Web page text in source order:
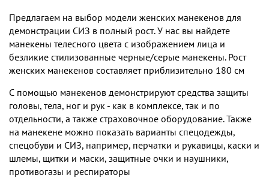
Предлагаем на выбор модели женских манекенов для
демонстрации СИЗ в полный рост. У нас вы найдете
манекены телесного цвета с изображением лица и
безликие стилизованные черные/серые манекены. Рост
женских манекенов составляет приблизительно 180 см
С помощью манекенов демонстрируют средства защиты
головы, тела, ног и рук - как в комплексе, так и по
отдельности, а также страховочное оборудование. Также
на манекене можно показать варианты спецодежды,
спецобуви и СИЗ, например, перчатки и рукавицы, каски и
шлемы, щитки и маски, защитные очки и наушники,
противогазы и респираторы